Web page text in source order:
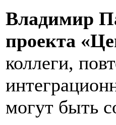
Владимир
проекта
коллеги,
могут быть